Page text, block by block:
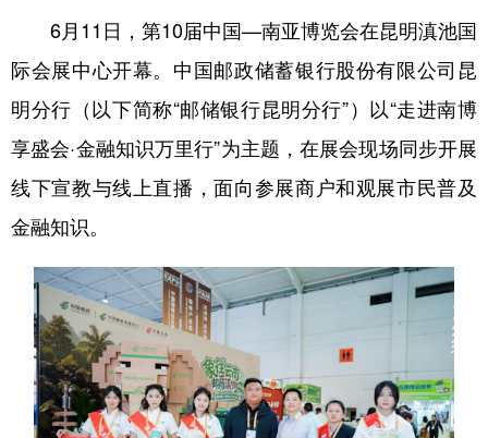
6月11日，第10届中国—南亚博览会在昆明滇池国
际会展中心开幕。中国邮政储蓄银行股份有限公司昆
明分行（以下简称“邮储银行昆明分行”）以“走进南博
享盛会·金融知识万里行”为主题，在展会现场同步开展
线下宣教与线上直播，面向参展商户和观展市民普及
金融知识。